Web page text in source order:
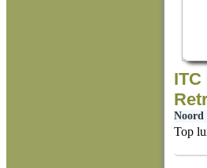
Noord
Top